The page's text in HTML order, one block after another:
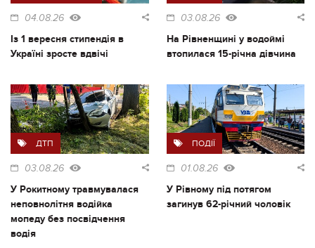
04.08.26
Із 1 вересня стипендія в
Україні зросте вдвічі
03.08.26
На Рівненщині у водоймі
втопилася 15-річна дівчина
ДТП
03.08.26
У Рокитному травмувалася
неповнолітня водійка
мопеду без посвідчення
водія
ПОДІЇ
01.08.26
У Рівному під потягом
загинув 62-річний чоловік